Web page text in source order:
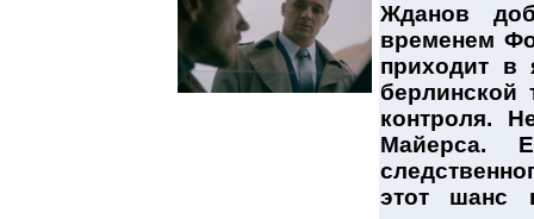
Жданов
временем
приходит в
берлинской
контроля.
Майерса.
этот шанс